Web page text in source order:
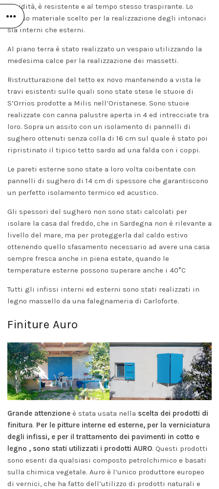
umidità, è resistente e al tempo stesso traspirante. Lo
stesso materiale scelto per la realizzazione degli intonaci
sia interni che esterni.
Al piano terra è stato realizzato un vespaio utilizzando la
medesima calce per la realizzazione dei massetti.
Ristrutturazione del tetto ex novo mantenendo a vista le
travi esistenti sulle quali sono state stese le stuoie di
S’Orrios prodotte a Milis nell’Oristanese. Sono stuoie
realizzate con canna palustre aperta in 4 ed intrecciate tra
loro. Sopra un assito con un isolamento di pannelli di
sughero ottenuti senza colla di 16 cm sul quale è stato poi
ripristinato il tipico tetto sardo ad una falda con i coppi.
Le pareti esterne sono state a loro volta coibentate con
pannelli di sughero di 14 cm di spessore che garantiscono
un perfetto isolamento termico ed acustico.
Gli spessori del sughero non sono stati calcolati per
isolare la casa dal freddo, che in Sardegna non è rilevante a
livello del mare, ma per proteggerla dal caldo estivo
ottenendo quello sfasamento necessario ad avere una casa
sempre fresca anche in piena estate, quando le
temperature esterne possono superare anche i 40°C
Tutti gli infissi interni ed esterni sono stati realizzati in
legno massello da una falegnameria di Carloforte.
Finiture Auro
Grande attenzione è stata usata nella scelta dei prodotti di
finitura. Per le pitture interne ed esterne, per la verniciatura
degli infissi, e per il trattamento dei pavimenti in cotto e
legno , sono stati utilizzati i prodotti AURO. Questi prodotti
sono esenti da qualsiasi composto petrolchimico e basati
sulla chimica vegetale. Auro è l’unico produttore europeo
di vernici, che ha fatto dell’utilizzo di prodotti naturali e